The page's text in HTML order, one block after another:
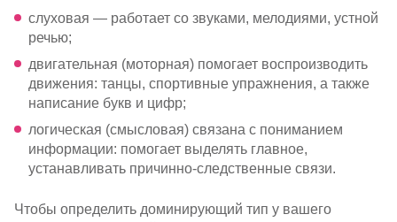
слуховая — работает со звуками, мелодиями, устной
речью;
двигательная (моторная) помогает воспроизводить
движения: танцы, спортивные упражнения, а также
написание букв и цифр;
логическая (смысловая) связана с пониманием
информации: помогает выделять главное,
устанавливать причинно-следственные связи.
Чтобы определить доминирующий тип у вашего